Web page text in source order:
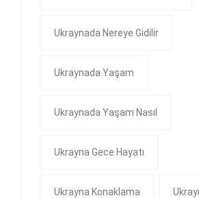
Ukraynada Nereye Gidilir
Ukraynada Yaşam
Ukraynada Yaşam Nasıl
Ukrayna Gece Hayatı
Ukrayna Konaklama